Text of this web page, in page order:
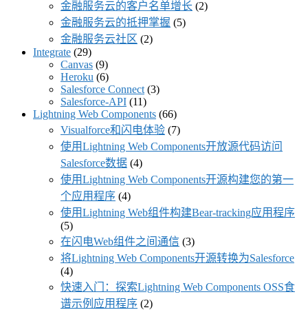
金融服务云的客户名单增长 (2)
金融服务云的抵押掌握 (5)
金融服务云社区 (2)
Integrate (29)
Canvas (9)
Heroku (6)
Salesforce Connect (3)
Salesforce-API (11)
Lightning Web Components (66)
Visualforce和闪电体验 (7)
使用Lightning Web Components开放源代码访问
Salesforce数据 (4)
使用Lightning Web Components开源构建您的第一
个应用程序 (4)
使用Lightning Web组件构建Bear-tracking应用程序
(5)
在闪电Web组件之间通信 (3)
将Lightning Web Components开源转换为Salesforce
(4)
快速入门：探索Lightning Web Components OSS食
谱示例应用程序 (2)